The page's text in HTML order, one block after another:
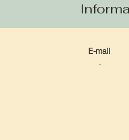
E-mail
-